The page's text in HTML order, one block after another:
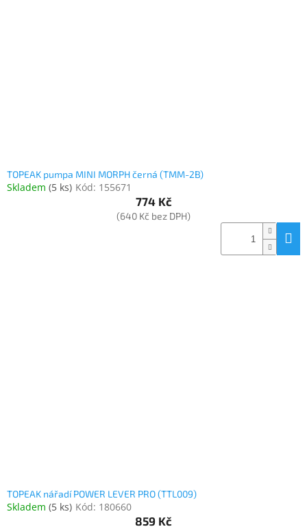
TOPEAK pumpa MINI MORPH černá (TMM-2B)
Skladem (5 ks) Kód: 155671
774 Kč
(640 Kč bez DPH)
TOPEAK nářadí POWER LEVER PRO (TTL009)
Skladem (5 ks) Kód: 180660
859 Kč